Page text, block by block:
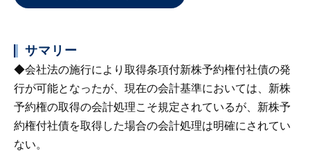
サマリー
◆会社法の施行により取得条項付新株予約権付社債の発
行が可能となったが、現在の会計基準においては、新株
予約権の取得の会計処理こそ規定されているが、新株予
約権付社債を取得した場合の会計処理は明確にされてい
ない。